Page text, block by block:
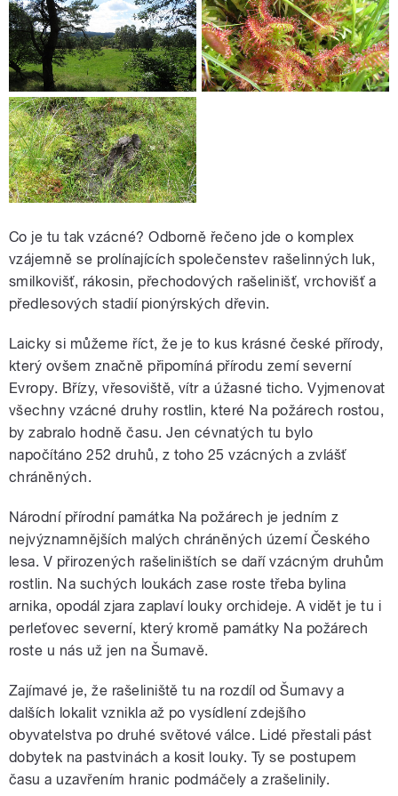
Co je tu tak vzácné? Odborně řečeno jde o komplex
vzájemně se prolínajících společenstev rašelinných luk,
smilkovišť, rákosin, přechodových rašelinišť, vrchovišť a
předlesových stadií pionýrských dřevin.
Laicky si můžeme říct, že je to kus krásné české přírody,
který ovšem značně připomíná přírodu zemí severní
Evropy. Břízy, vřesoviště, vítr a úžasné ticho. Vyjmenovat
všechny vzácné druhy rostlin, které Na požárech rostou,
by zabralo hodně času. Jen cévnatých tu bylo
napočítáno 252 druhů, z toho 25 vzácných a zvlášť
chráněných.
Národní přírodní památka Na požárech je jedním z
nejvýznamnějších malých chráněných území Českého
lesa. V přirozených rašeliništích se daří vzácným druhům
rostlin. Na suchých loukách zase roste třeba bylina
arnika, opodál zjara zaplaví louky orchideje. A vidět je tu i
perleťovec severní, který kromě památky Na požárech
roste u nás už jen na Šumavě.
Zajímavé je, že rašeliniště tu na rozdíl od Šumavy a
dalších lokalit vznikla až po vysídlení zdejšího
obyvatelstva po druhé světové válce. Lidé přestali pást
dobytek na pastvinách a kosit louky. Ty se postupem
času a uzavřením hranic podmáčely a zrašelinily.